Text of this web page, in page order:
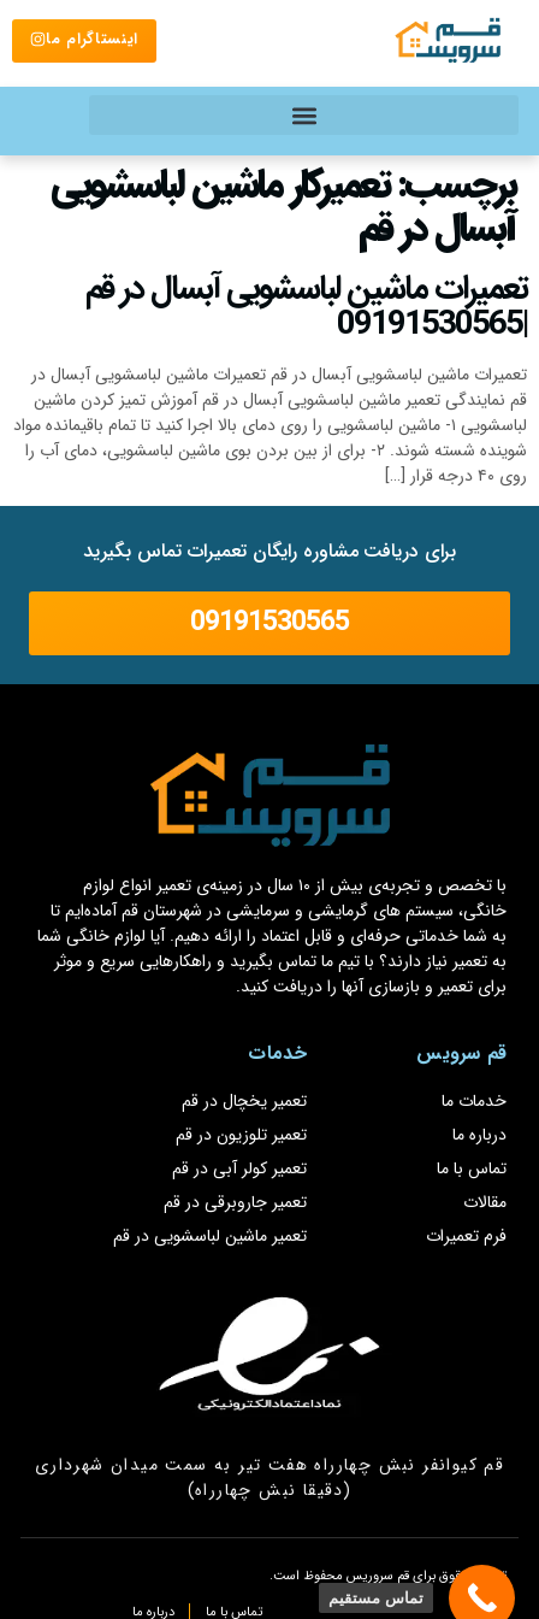
اینستاگرام ما
برچسب:تعمیرکار ماشین لباسشویی
آبسال در قم
تعمیرات ماشین لباسشویی آبسال در قم
|09191530565
تعمیرات ماشین لباسشویی آبسال در قم تعمیرات ماشین لباسشویی آبسال در
قم نمایندگی تعمیر ماشین لباسشویی آبسال در قم آموزش تمیز کردن ماشین
لباسشویی ۱- ماشین لباسشویی را روی دمای بالا اجرا کنید تا تمام باقیمانده مواد
شوینده شسته شوند. ۲- برای از بین بردن بوی ماشین لباسشویی، دمای آب را
روی ۴۰ درجه قرار […]
برای دریافت مشاوره رایگان تعمیرات تماس بگیرید
09191530565
با تخصص و تجربه‌ی بیش از ۱۰ سال در زمینه‌ی تعمیر انواع لوازم
خانگی، سیستم های گرمایشی و سرمایشی در شهرستان قم آماده‌ایم تا
به شما خدماتی حرفه‌ای و قابل اعتماد را ارائه دهیم. آیا لوازم خانگی شما
به تعمیر نیاز دارند؟ با تیم ما تماس بگیرید و راهکارهایی سریع و موثر
برای تعمیر و بازسازی آنها را دریافت کنید.
قم سرویس
خدمات ما
درباره ما
تماس با ما
مقالات
فرم تعمیرات
خدمات
تعمیر یخچال در قم
تعمیر تلوزیون در قم
تعمیر کولر آبی در قم
تعمیر جاروبرقی در قم
تعمیر ماشین لباسشویی در قم
قم کیوانفر نبش چهارراه هفت تیر به سمت میدان شهرداری
(دقیقا نبش چهارراه)
تمامی حقوق برای قم سروریس محفوظ است.
تماس با ما
درباره ما
تماس مستقیم